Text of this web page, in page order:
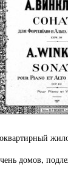
домов,